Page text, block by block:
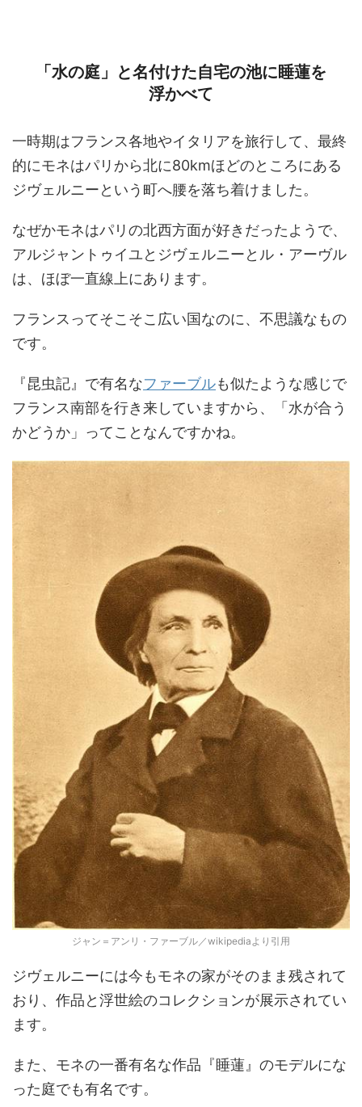
「水の庭」と名付けた自宅の池に睡蓮を
浮かべて
一時期はフランス各地やイタリアを旅行して、最終
的にモネはパリから北に80kmほどのところにある
ジヴェルニーという町へ腰を落ち着けました。
なぜかモネはパリの北西方面が好きだったようで、
アルジャントゥイユとジヴェルニーとル・アーヴル
は、ほぼ一直線上にあります。
フランスってそこそこ広い国なのに、不思議なもの
です。
『昆虫記』で有名なファーブルも似たような感じで
フランス南部を行き来していますから、「水が合う
かどうか」ってことなんですかね。
ジャン＝アンリ・ファーブル／wikipediaより引用
ジヴェルニーには今もモネの家がそのまま残されて
おり、作品と浮世絵のコレクションが展示されてい
ます。
また、モネの一番有名な作品『睡蓮』のモデルにな
った庭でも有名です。